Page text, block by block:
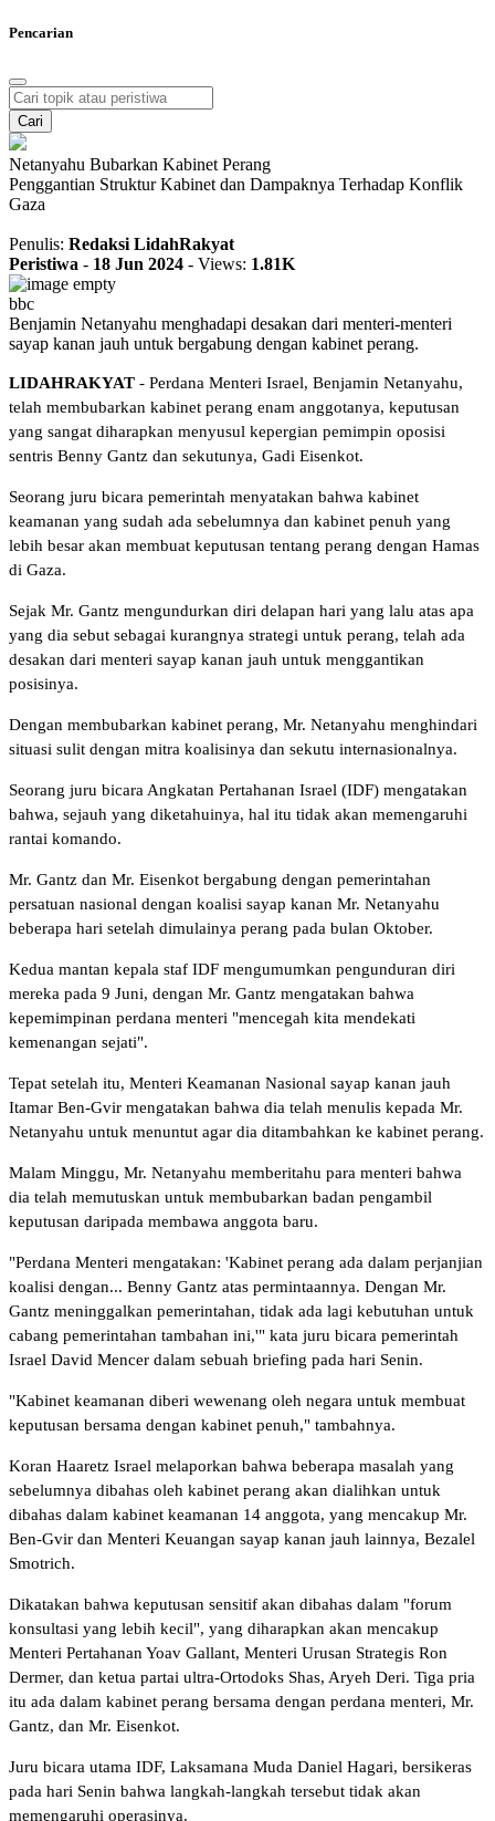
Pencarian
Cari
Netanyahu Bubarkan Kabinet Perang
Penggantian Struktur Kabinet dan Dampaknya Terhadap Konflik
Gaza
Penulis: Redaksi LidahRakyat
Peristiwa - 18 Jun 2024 - Views: 1.81K
bbc
Benjamin Netanyahu menghadapi desakan dari menteri-menteri
sayap kanan jauh untuk bergabung dengan kabinet perang.
LIDAHRAKYAT - Perdana Menteri Israel, Benjamin Netanyahu,
telah membubarkan kabinet perang enam anggotanya, keputusan
yang sangat diharapkan menyusul kepergian pemimpin oposisi
sentris Benny Gantz dan sekutunya, Gadi Eisenkot.
Seorang juru bicara pemerintah menyatakan bahwa kabinet
keamanan yang sudah ada sebelumnya dan kabinet penuh yang
lebih besar akan membuat keputusan tentang perang dengan Hamas
di Gaza.
Sejak Mr. Gantz mengundurkan diri delapan hari yang lalu atas apa
yang dia sebut sebagai kurangnya strategi untuk perang, telah ada
desakan dari menteri sayap kanan jauh untuk menggantikan
posisinya.
Dengan membubarkan kabinet perang, Mr. Netanyahu menghindari
situasi sulit dengan mitra koalisinya dan sekutu internasionalnya.
Seorang juru bicara Angkatan Pertahanan Israel (IDF) mengatakan
bahwa, sejauh yang diketahuinya, hal itu tidak akan memengaruhi
rantai komando.
Mr. Gantz dan Mr. Eisenkot bergabung dengan pemerintahan
persatuan nasional dengan koalisi sayap kanan Mr. Netanyahu
beberapa hari setelah dimulainya perang pada bulan Oktober.
Kedua mantan kepala staf IDF mengumumkan pengunduran diri
mereka pada 9 Juni, dengan Mr. Gantz mengatakan bahwa
kepemimpinan perdana menteri "mencegah kita mendekati
kemenangan sejati".
Tepat setelah itu, Menteri Keamanan Nasional sayap kanan jauh
Itamar Ben-Gvir mengatakan bahwa dia telah menulis kepada Mr.
Netanyahu untuk menuntut agar dia ditambahkan ke kabinet perang.
Malam Minggu, Mr. Netanyahu memberitahu para menteri bahwa
dia telah memutuskan untuk membubarkan badan pengambil
keputusan daripada membawa anggota baru.
"Perdana Menteri mengatakan: 'Kabinet perang ada dalam perjanjian
koalisi dengan... Benny Gantz atas permintaannya. Dengan Mr.
Gantz meninggalkan pemerintahan, tidak ada lagi kebutuhan untuk
cabang pemerintahan tambahan ini,'" kata juru bicara pemerintah
Israel David Mencer dalam sebuah briefing pada hari Senin.
"Kabinet keamanan diberi wewenang oleh negara untuk membuat
keputusan bersama dengan kabinet penuh," tambahnya.
Koran Haaretz Israel melaporkan bahwa beberapa masalah yang
sebelumnya dibahas oleh kabinet perang akan dialihkan untuk
dibahas dalam kabinet keamanan 14 anggota, yang mencakup Mr.
Ben-Gvir dan Menteri Keuangan sayap kanan jauh lainnya, Bezalel
Smotrich.
Dikatakan bahwa keputusan sensitif akan dibahas dalam "forum
konsultasi yang lebih kecil", yang diharapkan akan mencakup
Menteri Pertahanan Yoav Gallant, Menteri Urusan Strategis Ron
Dermer, dan ketua partai ultra-Ortodoks Shas, Aryeh Deri. Tiga pria
itu ada dalam kabinet perang bersama dengan perdana menteri, Mr.
Gantz, dan Mr. Eisenkot.
Juru bicara utama IDF, Laksamana Muda Daniel Hagari, bersikeras
pada hari Senin bahwa langkah-langkah tersebut tidak akan
memengaruhi operasinya.